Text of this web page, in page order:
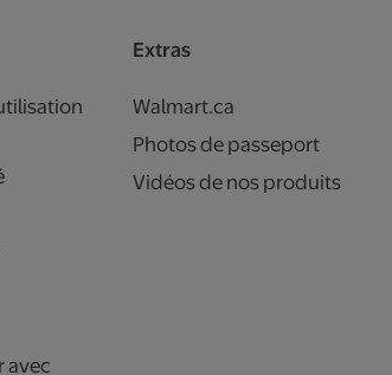
avec
Extras
Walmart.ca
Photos de passeport
Vidéos de nos produits